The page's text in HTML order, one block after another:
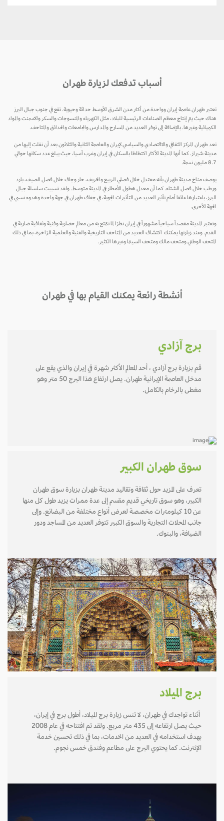
أسباب تدفعك لزيارة طهران
تعتبر طهران عاصمة إيران وواحدة من أكثر مدن الشرق الأوسط حداثة وحيوية. تقع في جنوب جبال البرز
هناك حيث يتم إنتاج معظم الصناعات الرئيسية للبلاد، مثل الكهرباء والمنسوجات والسكر والاسمنت والمواد
الكيميائية وغيرها. بالإضافة إلى توفر العديد من المسارح والمدارس والجامعات والحدائق والمتاحف.
تعد طهران المركز الثقافي والاقتصادي والسياسي لإيران والعاصمة الثانية والثلاثون بعد أن نقلت إليها من
مدينة شيراز. كما أنها المدينة الأكثر اكتظاظا بالسكان في إيران وغرب آسيا، حيث يبلغ عدد سكانها حوالي
8.7 مليون نسمة.
يوصف مناخ مدينة طهران بأنه معتدل خلال فصلي الربيع والخريف، حار وجاف خلال فصل الصيف، بارد
ورطب خلال فصل الشتاء. كما أن معدل هطول الأمطار في المدينة متوسط. ولقد تسببت سلسلة جبال
البرز، باعتبارها عائقا أمام تأثير العديد من التأثيرات الجوية، في جفاف طهران في جهة واحدة وهدوء نسبي في
الجهة الأخرى.
وتعتبر المدينة مقصداً سياحياً مشهوراً في إيران نظرًا لما تتمتع به من معالم حضارية وفنية وثقافية ضاربة في
القدم. وعند زيارتها يمكنك اكتشاف العديد من المتاحف التاريخية والفنية والعلمية الزاخرة، بما في ذلك
المتحف الوطني ومتحف مالك ومتحف السينما وغيرها الكثير.
أنشطة رائعة يمكنك القيام بها في طهران
برج آزادي
قم بزيارة برج آزادي ، أحد المعالم الأكثر شهرة في إيران والذي يقع على
مدخل العاصمة الإيرانية طهران. يصل ارتفاع هذا البرج 50 متر وهو
مغطى بالرخام بالكامل.
سوق طهران الكبير
تعرف على المزيد حول ثقافة وتقاليد مدينة طهران بزيارة سوق طهران
الكبير، وهو سوق تاريخي قديم مقسم إلى عدة ممرات يزيد طول كل منها
عن 10 كيلومترات مخصصة لعرض أنواع مختلفة من البضائع. وإلى
جانب المحلات التجارية والسوق الكبير تتوفر العديد من المساجد ودور
الضيافة، والبنوك.
برج الميلاد
أثناء تواجدك في طهران، لا تنس زيارة برج الميلاد، أطول برج في إيران،
حيث يصل ارتفاعه إلى 435 متر مربع. ولقد تم افتتاحه في عام 2008
بهدف استخدامه في العديد من الخدمات، بما في ذلك تحسين خدمة
الإنترنت. كما يحتوي البرج على مطاعم وفندق خمس نجوم.